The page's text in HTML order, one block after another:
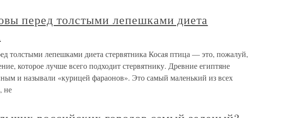
перед толстыми лепешками диета
толстыми лепешками диета стервятника Косая птица — это, пожалуй,
которое лучше всего подходит стервятнику. Древние египтяне
и называли «курицей фараонов». Это самый маленький из всех
не